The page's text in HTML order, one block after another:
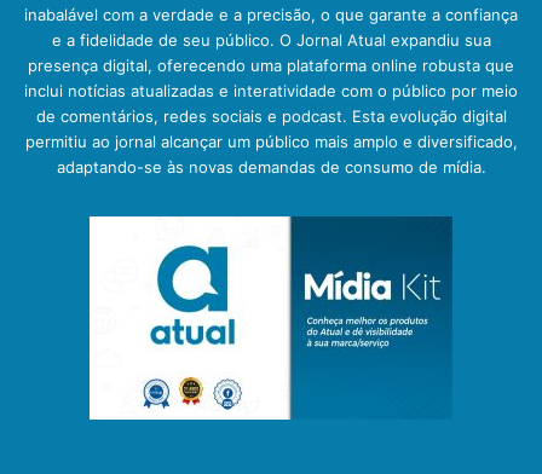
inabalável com a verdade e a precisão, o que garante a confiança
e a fidelidade de seu público. O Jornal Atual expandiu sua
presença digital, oferecendo uma plataforma online robusta que
inclui notícias atualizadas e interatividade com o público por meio
de comentários, redes sociais e podcast. Esta evolução digital
permitiu ao jornal alcançar um público mais amplo e diversificado,
adaptando-se às novas demandas de consumo de mídia.